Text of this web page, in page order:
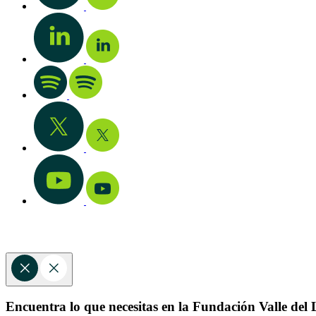
Encuentra lo que necesitas en la Fundación Valle del